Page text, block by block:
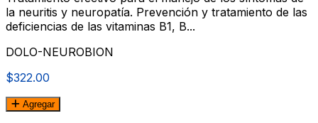
la neuritis y neuropatí­a. Prevención y tratamiento de las
deficiencias de las vitaminas B1, B...
DOLO-NEUROBION
$322.00
Agregar